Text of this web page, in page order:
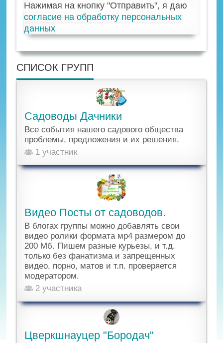
Нажимая на кнопку "Отправить", я даю
согласие на обработку персональных
данных
СПИСОК ГРУПП
Садоводы Дачники
Все события нашего садового общества
проблемы, предложения и их решения.
1 участник
Видео Посты от садоводов.
В блогах группы можно добавлять свои
видео ролики формата мр4 размером до
200 Мб. Пишем разные курьезы, и т.д.
только без фанатизма и запрещенных
видео, порно, матов и т.п. проверяется
модератором.
2 участника
Цверкшнауцер "Бородач"